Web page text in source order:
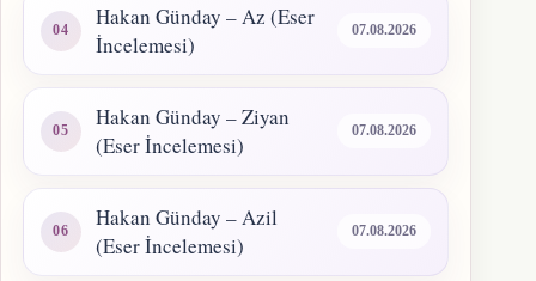
Hakan Günday – Az (Eser
İncelemesi)
07.08.2026
Hakan Günday – Ziyan
(Eser İncelemesi)
07.08.2026
Hakan Günday – Azil
(Eser İncelemesi)
07.08.2026